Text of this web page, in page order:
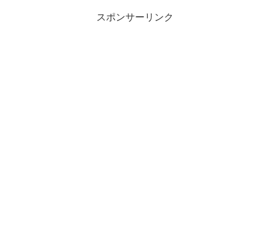
スポンサーリンク